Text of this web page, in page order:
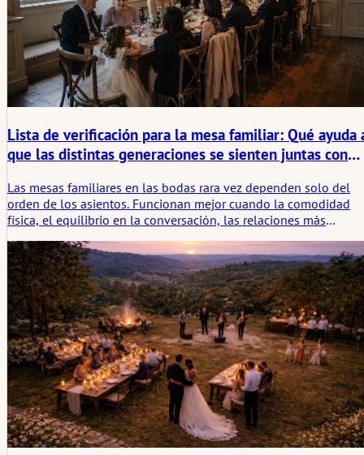
Lista de verificación para la mesa familiar: Qué ayuda
que las distintas generaciones se sienten juntas con
Las mesas familiares en las bodas rara vez dependen solo del
orden de los asientos. Funcionan mejor cuando la comodidad
física, el equilibrio en la conversación, las relaciones más
antes de que comience la cena.